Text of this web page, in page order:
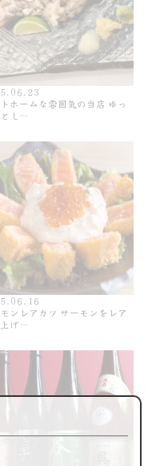
ホームな雰囲気の当店 ゆっ
とし…
ンレアカツ サーモンをレア
げ…